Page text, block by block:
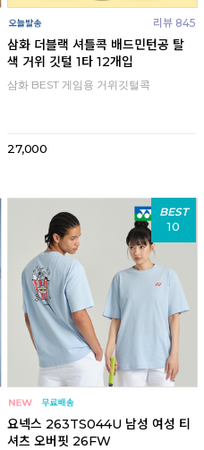
리뷰 845
삼화 더블랙 셔틀콕 배드민턴공 탈
색 거위 깃털 1타 12개입
삼화 BEST 게임용 거위깃털콕
27,000
BEST
10
요넥스 263TS044U 남성 여성 티
셔츠 오버핏 26FW